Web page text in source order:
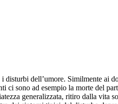
dell’umore. Similmente ai
ci sono ad esempio la morte del
generalizzata, ritiro dalla vita